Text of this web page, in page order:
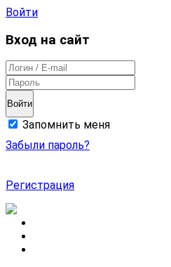
Войти
Вход на сайт
Войти
Запомнить меня
Забыли пароль?
Регистрация